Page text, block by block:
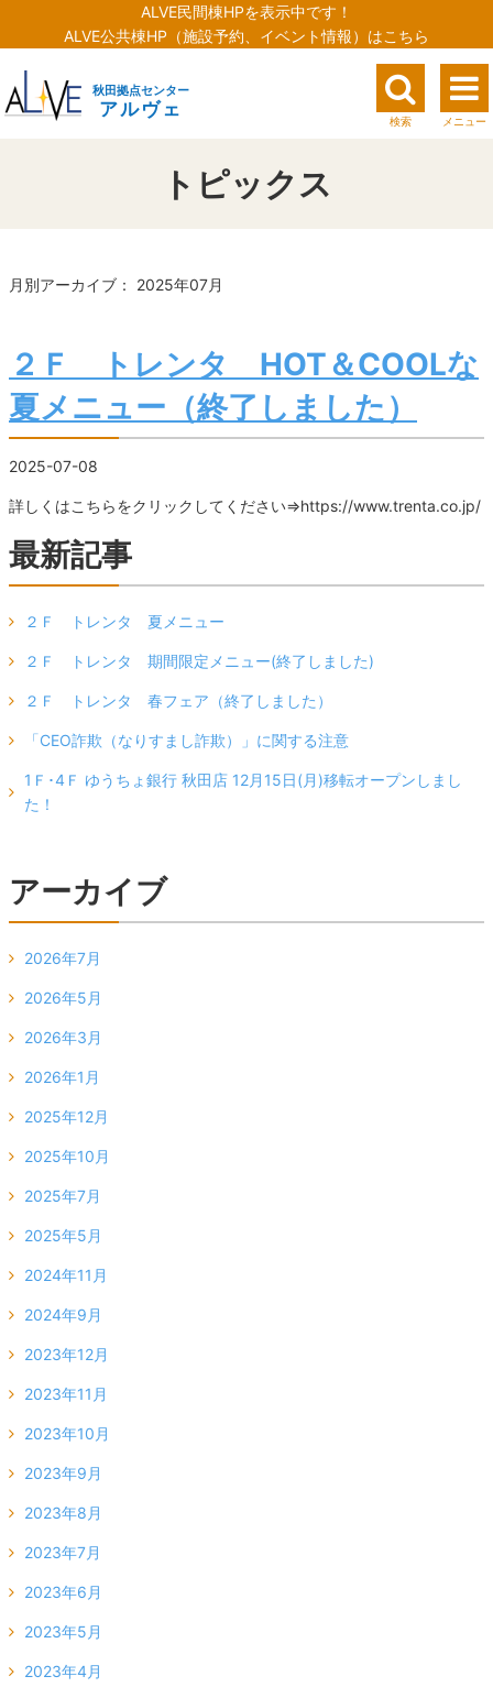
ALVE民間棟HPを表示中です！
ALVE公共棟HP（施設予約、イベント情報）はこちら
秋田拠点センター
アルヴェ
検索 メニュー
トピックス
月別アーカイブ： 2025年07月
２Ｆ トレンタ HOT＆COOLな
夏メニュー（終了しました）
2025-07-08
詳しくはこちらをクリックしてください⇒https://www.trenta.co.jp/
最新記事
２Ｆ トレンタ 夏メニュー
２Ｆ トレンタ 期間限定メニュー(終了しました)
２Ｆ トレンタ 春フェア（終了しました）
「CEO詐欺（なりすまし詐欺）」に関する注意
1Ｆ･4Ｆ ゆうちょ銀行 秋田店 12月15日(月)移転オープンしまし
た！
アーカイブ
2026年7月
2026年5月
2026年3月
2026年1月
2025年12月
2025年10月
2025年7月
2025年5月
2024年11月
2024年9月
2023年12月
2023年11月
2023年10月
2023年9月
2023年8月
2023年7月
2023年6月
2023年5月
2023年4月